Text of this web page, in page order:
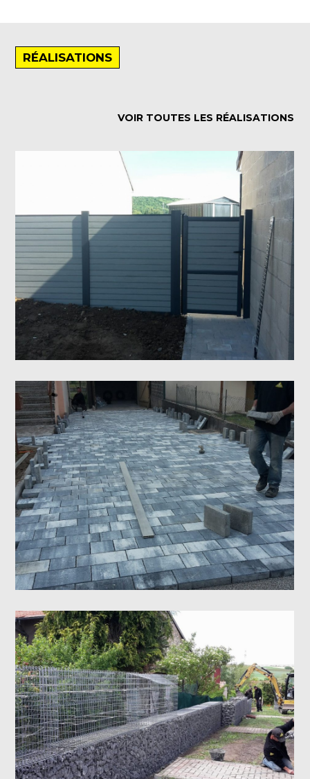
RÉALISATIONS
VOIR TOUTES LES RÉALISATIONS
Pose d’une terrasse et d’un
brise vue en composite
Pose de pavés. Ham sous
Varsberg
Pose de gabions